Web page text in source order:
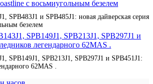
SPB483J1 и SPB485J1: новая дайверская серия
безелем
SPB149J1, SPB213J1, SPB297J1 и SPB451J1:
62MAS .